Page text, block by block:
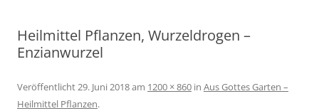
Heilmittel Pflanzen, Wurzeldrogen –
Enzianwurzel
Veröffentlicht29. Juni 2018am 1200 × 860 in Aus Gottes Garten –
Heilmittel Pflanzen.